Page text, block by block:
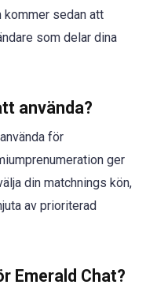
kommer sedan att
som delar dina
använda?
för
ger
din matchnings kön,
av prioriterad
Emerald Chat?